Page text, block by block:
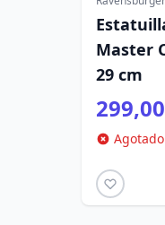
Master
29 cm
Agotado